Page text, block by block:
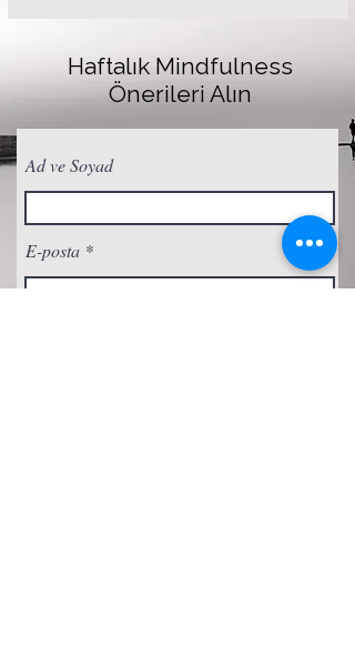
Haftalık Mindfulness
Önerileri Alın
Ad ve Soyad
E-posta